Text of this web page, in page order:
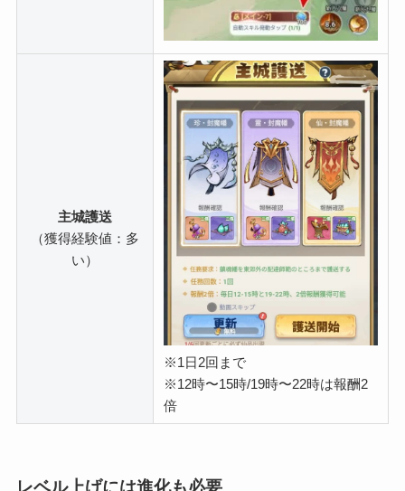
主城護送
（獲得経験値：多
い）
※1日2回まで
※12時〜15時/19時〜22時は報酬2
倍
レベル上げには進化も必要